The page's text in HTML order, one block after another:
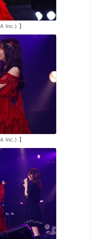
Inc.) 】
Inc.) 】